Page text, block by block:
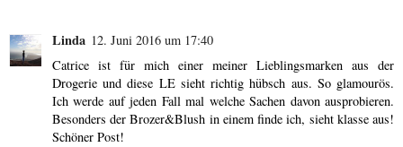
Linda 12. Juni 2016 um 17:40
Catrice ist für mich einer meiner Lieblingsmarken aus der
Drogerie und diese LE sieht richtig hübsch aus. So glamourös.
Ich werde auf jeden Fall mal welche Sachen davon ausprobieren.
Besonders der Brozer&Blush in einem finde ich, sieht klasse aus!
Schöner Post!